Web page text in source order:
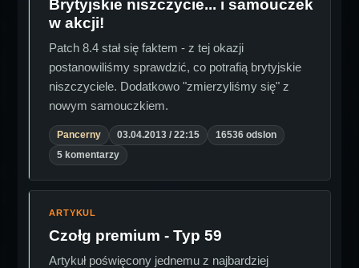
Brytyjskie niszczycie... i samouczek
w akcji!
Patch 8.4 stał się faktem - z tej okazji
postanowiliśmy sprawdzić, co potrafią brytyjskie
niszczyciele. Dodatkowo "zmierzyliśmy się" z
nowym samouczkiem.
Pancerny 03.04.2013 / 22:15
16536 odslon
5 komentarzy
ARTYKUL
Czołg premium - Typ 59
Artykuł poświęcony jednemu z najbardziej